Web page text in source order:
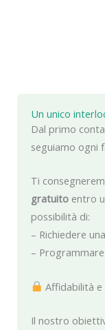
Un unico
Dal primo
seguiamo ogni
Ti
gratuito entro
possibilità di:
– Richiedere
–
Affidabilità
Il nostro